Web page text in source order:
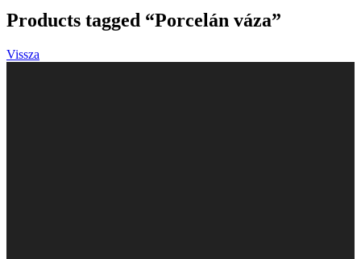
Products tagged “Porcelán váza”
Vissza